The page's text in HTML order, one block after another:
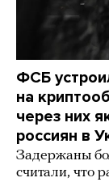
ФСБ
на
через них
россиян в
Задержаны
считали, что